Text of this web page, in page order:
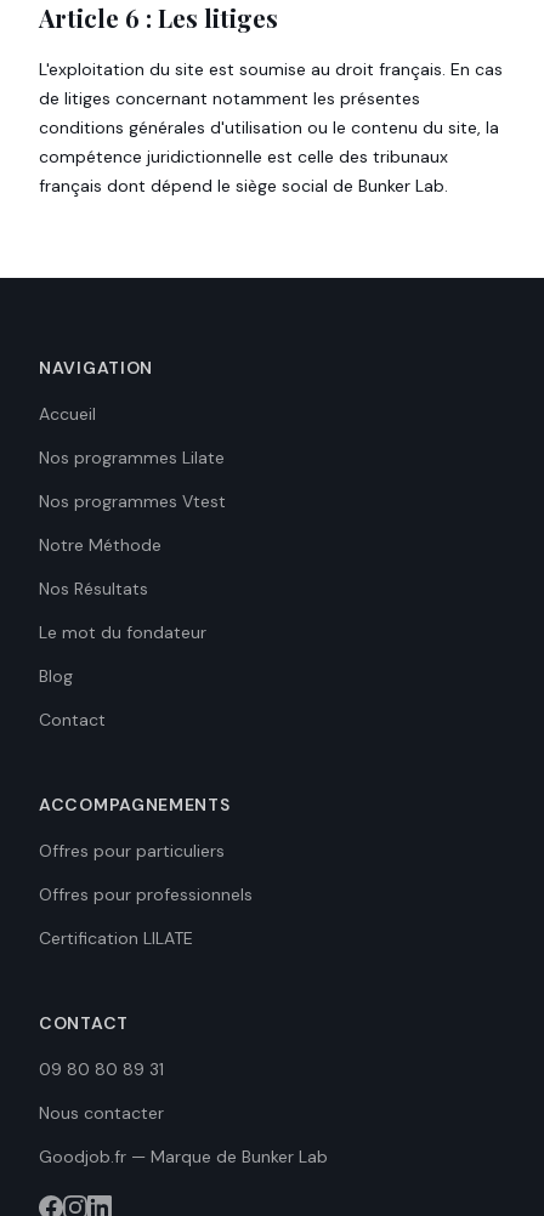
Article 6 : Les litiges
L'exploitation du site est soumise au droit français. En cas
de litiges concernant notamment les présentes
conditions générales d'utilisation ou le contenu du site, la
compétence juridictionnelle est celle des tribunaux
français dont dépend le siège social de Bunker Lab.
NAVIGATION
Accueil
Nos programmes Lilate
Nos programmes Vtest
Notre Méthode
Nos Résultats
Le mot du fondateur
Blog
Contact
ACCOMPAGNEMENTS
Offres pour particuliers
Offres pour professionnels
Certification LILATE
CONTACT
09 80 80 89 31
Nous contacter
Goodjob.fr — Marque de Bunker Lab